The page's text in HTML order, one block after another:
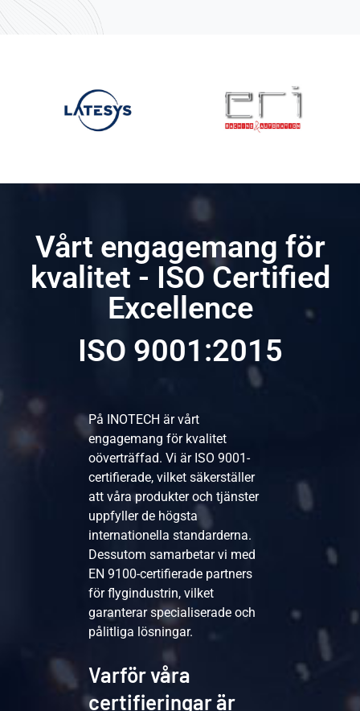
Vårt engagemang för
kvalitet - ISO Certified
Excellence
ISO 9001:2015
På INOTECH är vårt
engagemang för kvalitet
oöverträffad. Vi är ISO 9001-
certifierade, vilket säkerställer
att våra produkter och tjänster
uppfyller de högsta
internationella standarderna.
Dessutom samarbetar vi med
EN 9100-certifierade partners
för flygindustrin, vilket
garanterar specialiserade och
pålitliga lösningar.
Varför våra
certifieringar är